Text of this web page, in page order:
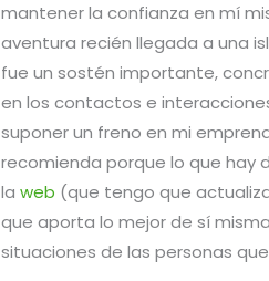
mantener la confianza en mí
aventura recién llegada a una
fue un sostén importante,
en los contactos e
suponer un freno en mi
recomienda porque lo que hay
la web (que tengo que
que aporta lo mejor de sí
situaciones de las personas